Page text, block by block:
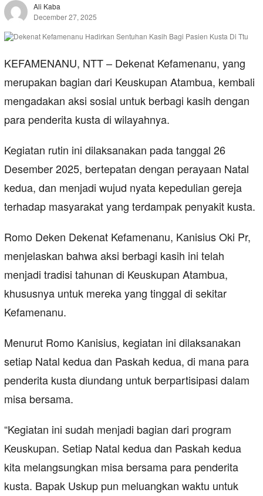
Ali Kaba
December 27, 2025
KEFAMENANU, NTT – Dekenat Kefamenanu, yang
merupakan bagian dari Keuskupan Atambua, kembali
mengadakan aksi sosial untuk berbagi kasih dengan
para penderita kusta di wilayahnya.
Kegiatan rutin ini dilaksanakan pada tanggal 26
Desember 2025, bertepatan dengan perayaan Natal
kedua, dan menjadi wujud nyata kepedulian gereja
terhadap masyarakat yang terdampak penyakit kusta.
Romo Deken Dekenat Kefamenanu, Kanisius Oki Pr,
menjelaskan bahwa aksi berbagi kasih ini telah
menjadi tradisi tahunan di Keuskupan Atambua,
khususnya untuk mereka yang tinggal di sekitar
Kefamenanu.
Menurut Romo Kanisius, kegiatan ini dilaksanakan
setiap Natal kedua dan Paskah kedua, di mana para
penderita kusta diundang untuk berpartisipasi dalam
misa bersama.
“Kegiatan ini sudah menjadi bagian dari program
Keuskupan. Setiap Natal kedua dan Paskah kedua
kita melangsungkan misa bersama para penderita
kusta. Bapak Uskup pun meluangkan waktu untuk